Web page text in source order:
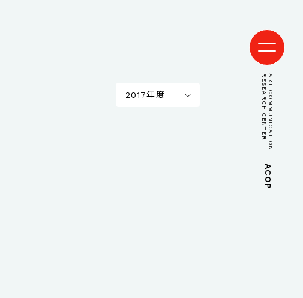
ART COMMUNICATION
RESEARCH CENTER
ACOP
2017年度